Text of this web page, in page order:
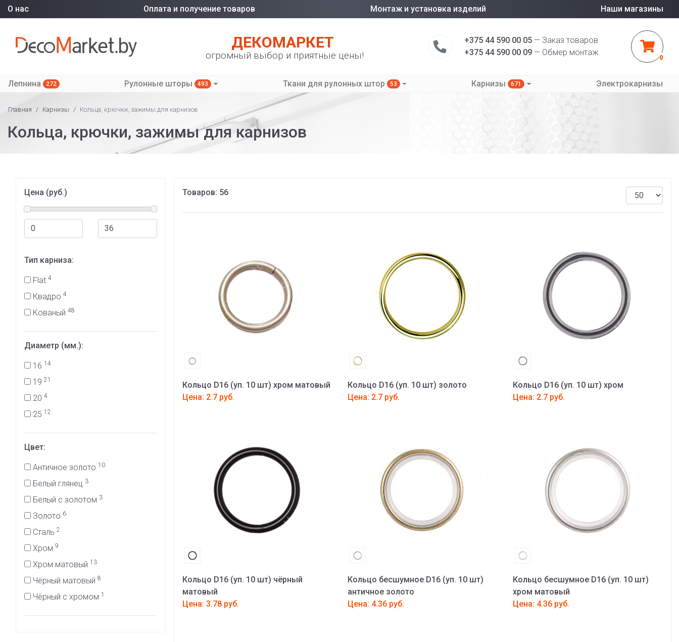
О нас Оплата и получение товаров Монтаж и установка изделий Наши магазины
ДЕКОМАРКЕТ
огромный выбор и приятные цены!
+375 44 590 00 05 — Заказ товаров
+375 44 590 00 09 — Обмер монтаж
0
Лепнина 272 Рулонные шторы 493 Ткани для рулонных штор 53 Карнизы 671 Электрокарнизы
Главная / Карнизы / Кольца, крючки, зажимы для карнизов
Кольца, крючки, зажимы для карнизов
Цена (руб.)
Тип карниза:
Flat 4
Квадро 4
Кованый 48
Диаметр (мм.):
16 14
19 21
20 4
25 12
Цвет:
Античное золото 10
Белый глянец 3
Белый с золотом 3
Золото 6
Сталь 2
Хром 9
Хром матовый 13
Чёрный матовый 8
Чёрный с хромом 1
Товаров: 56
Кольцо D16 (уп. 10 шт) хром матовый
Цена: 2.7 руб.
Кольцо D16 (уп. 10 шт) золото
Цена: 2.7 руб.
Кольцо D16 (уп. 10 шт) хром
Цена: 2.7 руб.
Кольцо D16 (уп. 10 шт) чёрный
матовый
Цена: 3.78 руб.
Кольцо бесшумное D16 (уп. 10 шт)
античное золото
Цена: 4.36 руб.
Кольцо бесшумное D16 (уп. 10 шт)
хром матовый
Цена: 4.36 руб.